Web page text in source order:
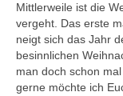
Mittlerweile ist die
vergeht. Das erste
neigt sich das Jahr
besinnlichen
man doch schon
gerne möchte ich